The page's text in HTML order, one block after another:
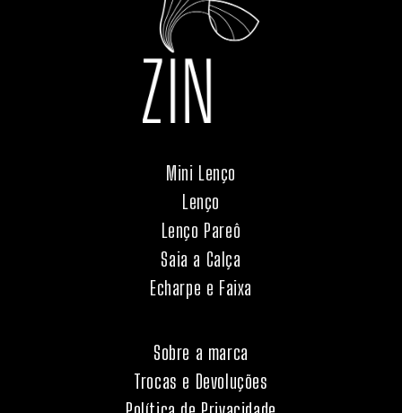
Mini Lenço
Lenço
Lenço Pareô
Saia a Calça
Echarpe e Faixa
Sobre a marca
Trocas e Devoluções